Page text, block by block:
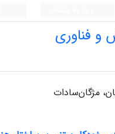
و فناوری
مژگان‌سادات